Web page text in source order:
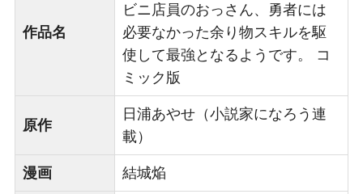
作品名
ビニ店員のおっさん、勇者には
必要なかった余り物スキルを駆
使して最強となるようです。 コ
ミック版
原作
日浦あやせ（小説家になろう連
載）
漫画 結城焔